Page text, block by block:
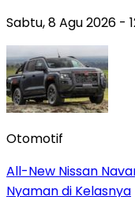
Sabtu, 8 Agu 2026 -
Otomotif
All-New Nissan
Nyaman di Kelasnya